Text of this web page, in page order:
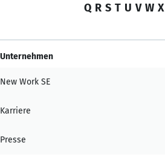
Q R S T U V W X
Unternehmen
New Work SE
Karriere
Presse